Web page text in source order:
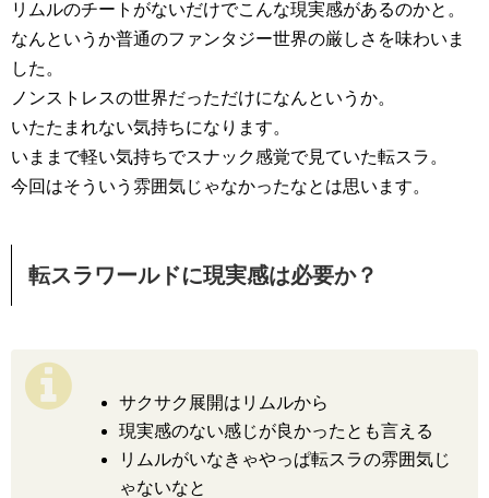
リムルのチートがないだけでこんな現実感があるのかと。
なんというか普通のファンタジー世界の厳しさを味わいま
した。
ノンストレスの世界だっただけになんというか。
いたたまれない気持ちになります。
いままで軽い気持ちでスナック感覚で見ていた転スラ。
今回はそういう雰囲気じゃなかったなとは思います。
転スラワールドに現実感は必要か？
サクサク展開はリムルから
現実感のない感じが良かったとも言える
リムルがいなきゃやっぱ転スラの雰囲気じ
ゃないなと